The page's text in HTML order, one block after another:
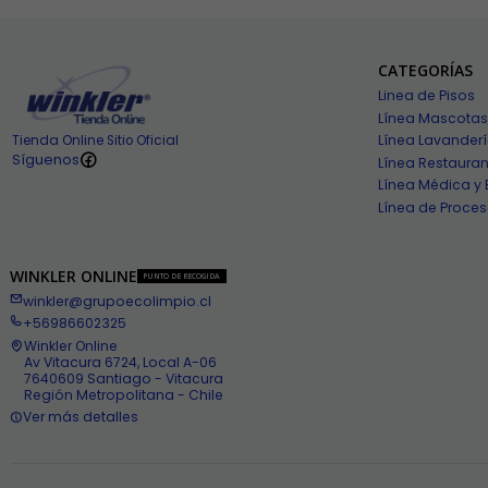
Tienda Online Sitio Oficial
Síguenos
CATEGORÍAS
Linea de Pisos
Línea Mascotas
Línea
Línea
Línea Médica y
Línea de
WINKLER ONLINE PUNTO DE RECOGIDA
winkler@grupoecolimpio.cl
+56986602325
Winkler Online
Av Vitacura 6724, Local A-06
7640609 Santiago - Vitacura
Región Metropolitana - Chile
Ver más detalles